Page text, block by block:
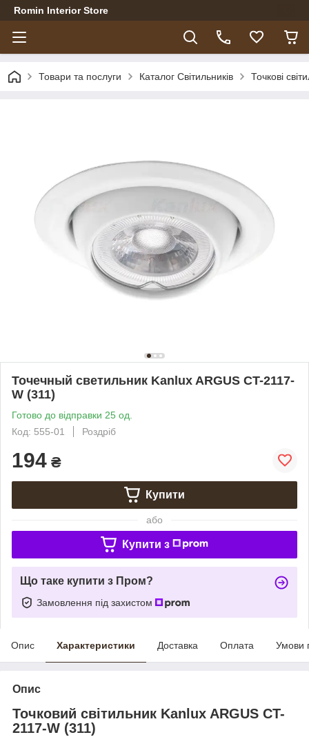
Romin Interior Store
Товари та послуги Каталог Світильників Точкові
Точечный светильник Kanlux ARGUS CT-2117-
W (311)
Готово до відправки 25 од.
Код: 555-01
Роздріб
194 ₴
Купити
або
Купити з
Що таке купити з Пром?
Замовлення під захистом
Опис Характеристики Доставка Оплата Умови
Опис
Точковий світильник Kanlux ARGUS CT-
2117-W (311)